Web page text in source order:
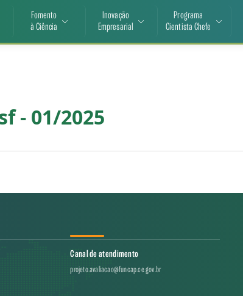
Fomento
à Ciência
Inovação
Empresarial
Programa
Cientista Chefe
- 01/2025
Canal de atendimento
projeto.avaliacao@funcap.ce.gov.br